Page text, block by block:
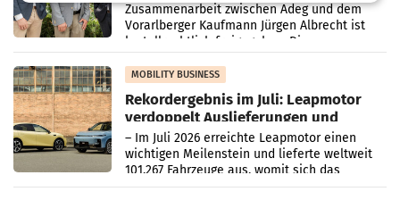
Zusammenarbeit zwischen Adeg und dem
Vorarlberger Kaufmann Jürgen Albrecht ist
kartellrechtlich freigegeben: Die
Bundeswettbewerbsbehörde und der
Bundeskartellanwalt
MOBILITY BUSINESS
Rekordergebnis im Juli: Leapmotor
verdoppelt Auslieferungen und
überschreitet die 100.000er-Marke
– Im Juli 2026 erreichte Leapmotor einen
wichtigen Meilenstein und lieferte weltweit
101.267 Fahrzeuge aus, womit sich das
Ergebnis gegenüber Juli 2025 mehr als